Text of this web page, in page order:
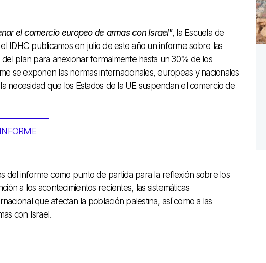
el comercio europeo de armas con Israel", la Escuela de
IDHC publicamos en julio de este año un informe sobre las
plan para anexionar formalmente hasta un 30% de los
se exponen las normas internacionales, europeas y nacionales
necesidad que los Estados de la UE suspendan el comercio de
INFORME
del informe como punto de partida para la reflexión sobre los
a los acontecimientos recientes, las sistemáticas
que afectan la población palestina, así como a las
con Israel.